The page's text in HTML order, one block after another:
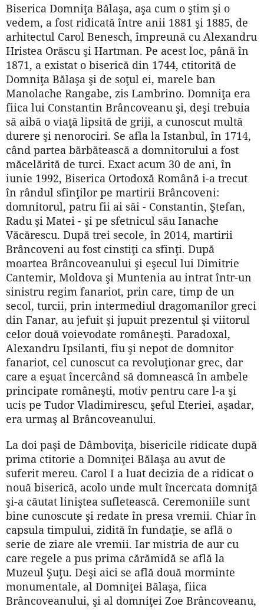
Biserica Domniţa Bălaşa, aşa cum o ştim şi o
vedem, a fost ridicată între anii 1881 şi 1885, de
arhitectul Carol Benesch, împreună cu Alexandru
Hristea Orăscu şi Hartman. Pe acest loc, până în
1871, a existat o biserică din 1744, ctitorită de
Domniţa Bălaşa şi de soţul ei, marele ban
Manolache Rangabe, zis Lambrino. Domniţa era
fiica lui Constantin Brâncoveanu şi, deşi trebuia
să aibă o viaţă lipsită de griji, a cunoscut multă
durere şi nenorociri. Se afla la Istanbul, în 1714,
când partea bărbătească a domnitorului a fost
măcelărită de turci. Exact acum 30 de ani, în
iunie 1992, Biserica Ortodoxă Română i-a trecut
în rândul sfinţilor pe martirii Brâncoveni:
domnitorul, patru fii ai săi - Constantin, Ştefan,
Radu şi Matei - şi pe sfetnicul său Ianache
Văcărescu. După trei secole, în 2014, martirii
Brâncoveni au fost cinstiţi ca sfinţi. După
moartea Brâncoveanului şi eşecul lui Dimitrie
Cantemir, Moldova şi Muntenia au intrat într-un
sinistru regim fanariot, prin care, timp de un
secol, turcii, prin intermediul dragomanilor greci
din Fanar, au jefuit şi jupuit prezentul şi viitorul
celor două voievodate româneşti. Paradoxal,
Alexandru Ipsilanti, fiu şi nepot de domnitor
fanariot, cel cunoscut ca revoluţionar grec, dar
care a eşuat încercând să domnească în ambele
principate româneşti, motiv pentru care l-a şi
ucis pe Tudor Vladimirescu, şeful Eteriei, aşadar,
era urmaş al Brâncoveanului.
La doi paşi de Dâmboviţa, bisericile ridicate după
prima ctitorie a Domniţei Bălaşa au avut de
suferit mereu. Carol I a luat decizia de a ridicat o
nouă biserică, acolo unde mult încercata domniţă
şi-a căutat liniştea sufletească. Ceremoniile sunt
bine cunoscute şi redate în presa vremii. Chiar în
capsula timpului, zidită în fundaţie, se află o
serie de ziare ale vremii. Iar mistria de aur cu
care regele a pus prima cărămidă se află la
Muzeul Şuţu. Deşi aici se află două morminte
monumentale, al Domniţei Bălaşa, fiica
Brâncoveanului, şi al domniţei Zoe Brâncoveanu,